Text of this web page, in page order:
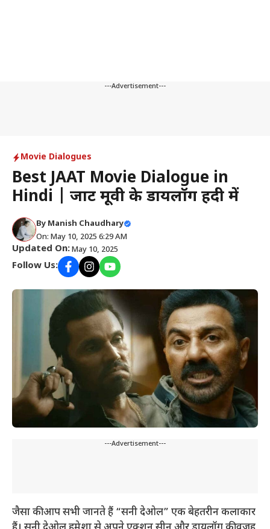
---Advertisement---
Movie Dialogues
Best JAAT Movie Dialogue in
Hindi | जाट मूवी के डायलॉग हिंदी में
By Manish Chaudhary
On: May 10, 2025 6:29 AM
Updated On:May 10, 2025
Follow Us:
---Advertisement---
जैसा की आप सभी जानते हैं “सनी देओल” एक बेहतरीन कलाकार